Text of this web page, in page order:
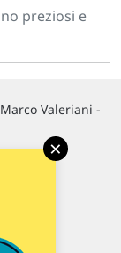
preziosi e
Valeriani -
×